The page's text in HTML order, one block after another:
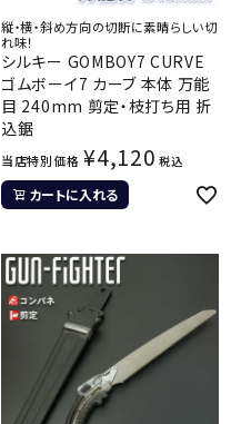
縦・横・斜め方向の切断に素晴らしい切
れ味！
シルキー GOMBOY7 CURVE
ゴムボーイ7 カーブ 本体 万能
目 240mm 剪定・枝打ち用 折
込鋸
当店特別価格 ¥4,120 税込
カートに入れる